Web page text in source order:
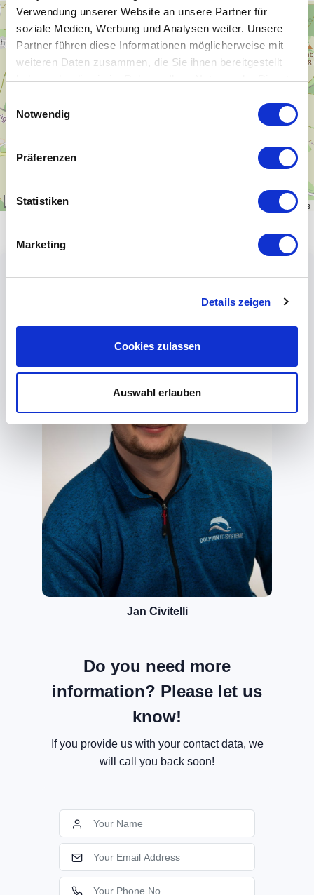
Verwendung unserer Website an unsere Partner für
soziale Medien, Werbung und Analysen weiter. Unsere
Partner führen diese Informationen möglicherweise mit
weiteren Daten zusammen, die Sie ihnen bereitgestellt
haben oder die sie im Rahmen Ihrer Nutzung der Dienste
Notwendig
Präferenzen
Statistiken
Marketing
Details zeigen
Cookies zulassen
Auswahl erlauben
+
−
1 km OpenStreetMap contributors
Jan Civitelli
Do you need more
information? Please let us
know!
If you provide us with your contact data, we
will call you back soon!